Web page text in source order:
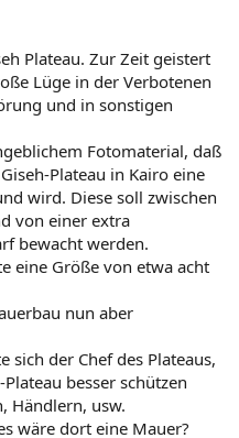
Plateau. Zur Zeit geistert
Lüge in der Verbotenen
und in sonstigen
Fotomaterial, daß
Plateau in Kairo eine
wird. Diese soll zwischen
von einer extra
bewacht werden.
eine Größe von etwa acht
nun aber
sich der Chef des Plateaus,
besser schützen
Händlern, usw.
wäre dort eine Mauer?